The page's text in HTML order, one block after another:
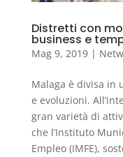
Distretti con
business e
Mag 9, 2019|
Malaga è divisa in
e evoluzioni.
gran varietà di
che l’Instituto
Empleo (IMFE),